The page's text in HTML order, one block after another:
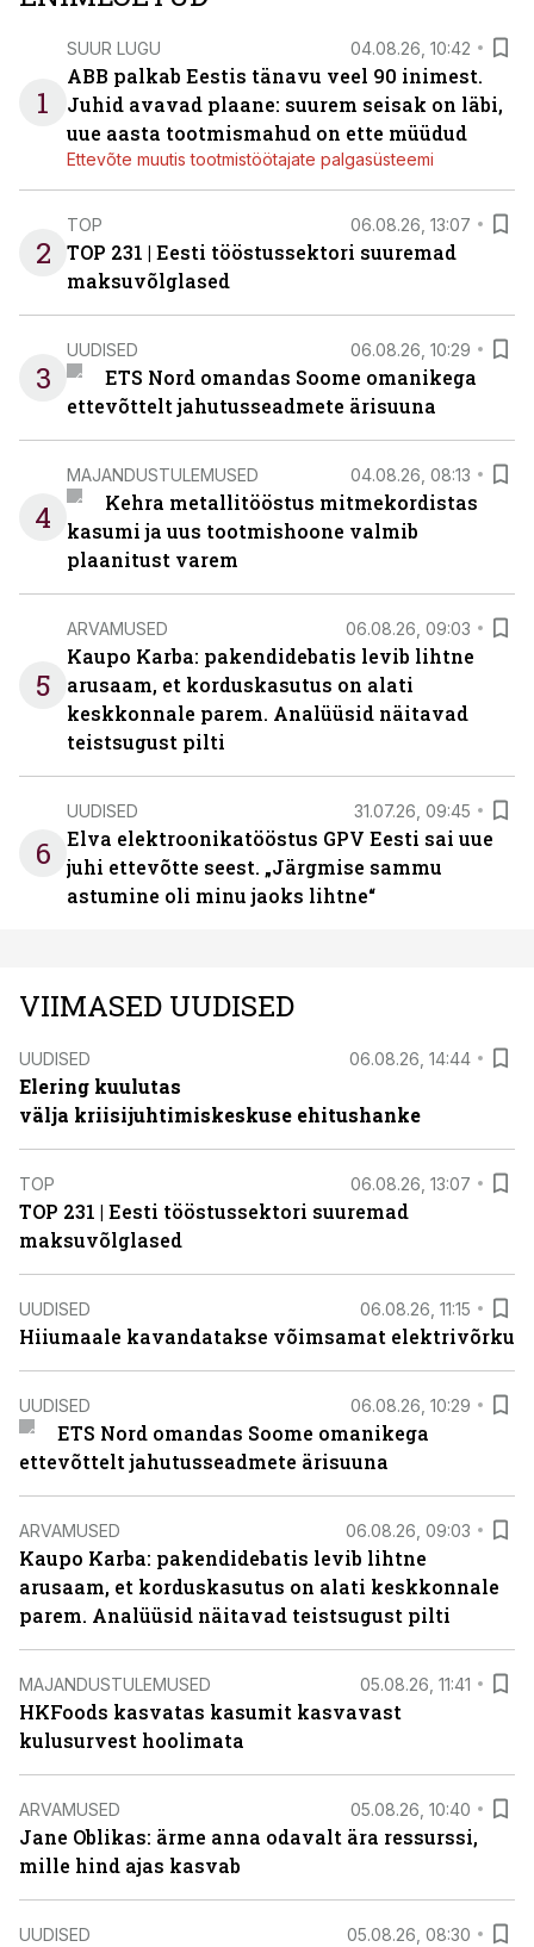
1
SUUR LUGU 04.08.26, 10:42
ABB palkab Eestis tänavu veel 90 inimest.
Juhid avavad plaane: suurem seisak on läbi,
uue aasta tootmismahud on ette müüdud
Ettevõte muutis tootmistöötajate palgasüsteemi
2
TOP 06.08.26, 13:07
TOP 231 | Eesti tööstussektori suuremad
maksuvõlglased
3
UUDISED 06.08.26, 10:29
ETS Nord omandas Soome omanikega
ettevõttelt jahutusseadmete ärisuuna
4
MAJANDUSTULEMUSED 04.08.26, 08:13
Kehra metallitööstus mitmekordistas
kasumi ja uus tootmishoone valmib
plaanitust varem
5
ARVAMUSED 06.08.26, 09:03
Kaupo Karba: pakendidebatis levib lihtne
arusaam, et korduskasutus on alati
keskkonnale parem. Analüüsid näitavad
teistsugust pilti
6
UUDISED 31.07.26, 09:45
Elva elektroonikatööstus GPV Eesti sai uue
juhi ettevõtte seest. „Järgmise sammu
astumine oli minu jaoks lihtne“
VIIMASED UUDISED
UUDISED 06.08.26, 14:44
Elering kuulutas
välja kriisijuhtimiskeskuse ehitushanke
TOP 06.08.26, 13:07
TOP 231 | Eesti tööstussektori suuremad
maksuvõlglased
UUDISED 06.08.26, 11:15
Hiiumaale kavandatakse võimsamat elektrivõrku
UUDISED 06.08.26, 10:29
ETS Nord omandas Soome omanikega
ettevõttelt jahutusseadmete ärisuuna
ARVAMUSED 06.08.26, 09:03
Kaupo Karba: pakendidebatis levib lihtne
arusaam, et korduskasutus on alati keskkonnale
parem. Analüüsid näitavad teistsugust pilti
MAJANDUSTULEMUSED 05.08.26, 11:41
HKFoods kasvatas kasumit kasvavast
kulusurvest hoolimata
ARVAMUSED 05.08.26, 10:40
Jane Oblikas: ärme anna odavalt ära ressurssi,
mille hind ajas kasvab
UUDISED 05.08.26, 08:30